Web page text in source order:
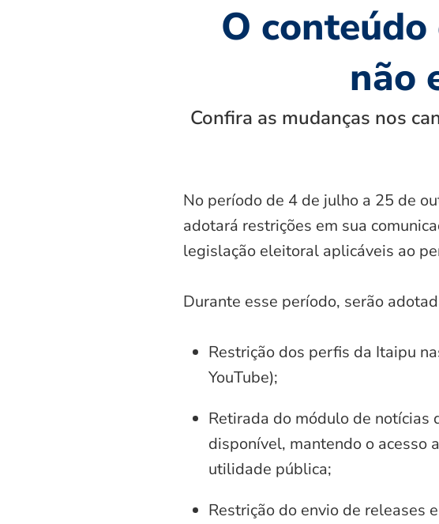
O
não
Confira as mudanças nos
No período de 4 de julho a 25 de
adotará restrições em sua
legislação eleitoral aplicáveis ao
Durante esse período, serão
Restrição dos perfis da Itaipu
YouTube);
Retirada do módulo de
disponível, mantendo o acesso
utilidade pública;
Restrição do envio de releases